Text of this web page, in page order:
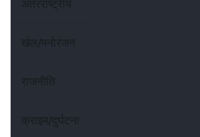
अंतरराष्ट्रीय
खेल/मनोरंजन
राजनीति
क्राइम/दुर्घटना